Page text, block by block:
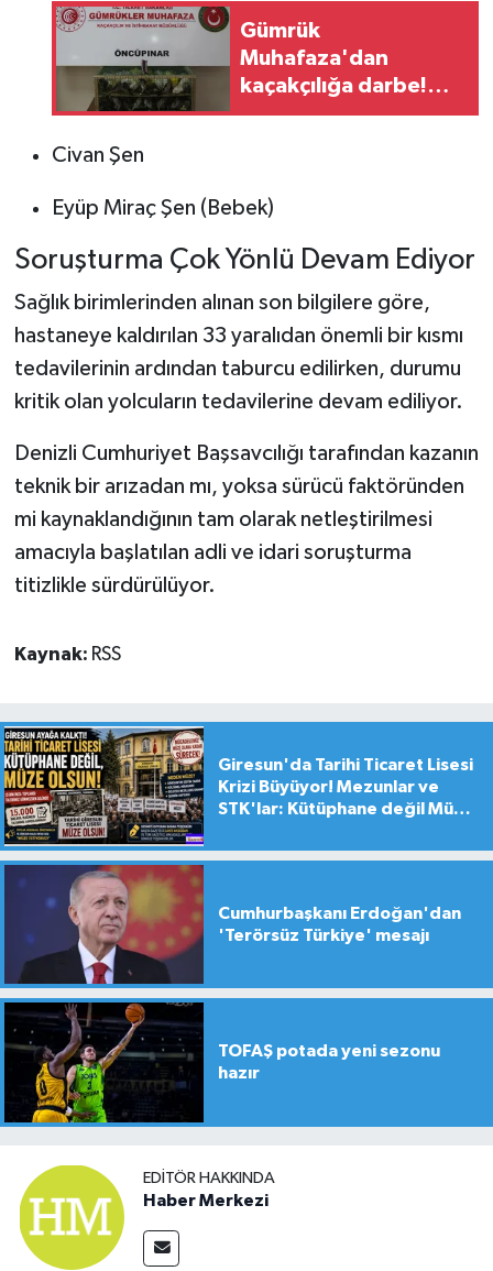
Gümrük
Muhafaza'dan
kaçakçılığa darbe!
2026'da 58 bin 519
Civan Şen
Eyüp Miraç Şen (Bebek)
Soruşturma Çok Yönlü Devam Ediyor
Sağlık birimlerinden alınan son bilgilere göre,
hastaneye kaldırılan 33 yaralıdan önemli bir kısmı
tedavilerinin ardından taburcu edilirken, durumu
kritik olan yolcuların tedavilerine devam ediliyor.
Denizli Cumhuriyet Başsavcılığı tarafından kazanın
teknik bir arızadan mı, yoksa sürücü faktöründen
mi kaynaklandığının tam olarak netleştirilmesi
amacıyla başlatılan adli ve idari soruşturma
titizlikle sürdürülüyor.
Kaynak: RSS
Giresun'da Tarihi Ticaret Lisesi
Krizi Büyüyor! Mezunlar ve
STK'lar: Kütüphane değil Müze
Cumhurbaşkanı Erdoğan'dan
'Terörsüz Türkiye' mesajı
TOFAŞ potada yeni sezonu
hazır
EDITÖR HAKKINDA
Haber Merkezi